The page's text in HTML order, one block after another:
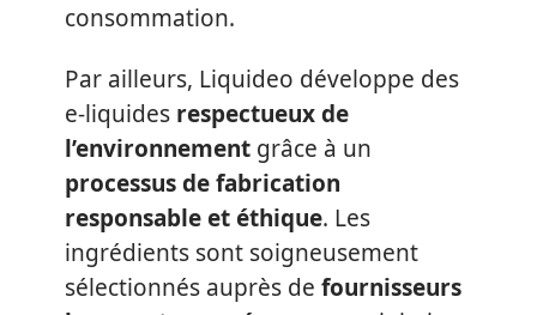
consommation.
Par ailleurs, Liquideo développe des
e-liquides respectueux de
l’environnement grâce à un
processus de fabrication
responsable et éthique. Les
ingrédients sont soigneusement
sélectionnés auprès de fournisseurs